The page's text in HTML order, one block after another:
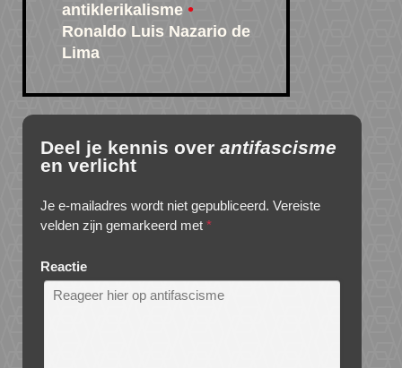
antiklerikalisme
Ronaldo Luis Nazario de
Lima
Deel je kennis over antifascisme
en verlicht
Je e-mailadres wordt niet gepubliceerd. Vereiste
velden zijn gemarkeerd met *
Reactie